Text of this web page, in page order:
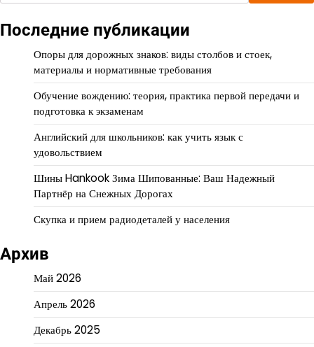
Последние публикации
Опоры для дорожных знаков: виды столбов и стоек,
материалы и нормативные требования
Обучение вождению: теория, практика первой передачи и
подготовка к экзаменам
Английский для школьников: как учить язык с
удовольствием
Шины Hankook Зима Шипованные: Ваш Надежный
Партнёр на Снежных Дорогах
Скупка и прием радиодеталей у населения
Архив
Май 2026
Апрель 2026
Декабрь 2025